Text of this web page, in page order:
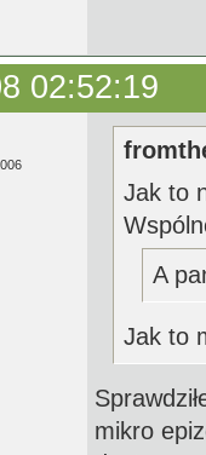
02:52:19
Jak to
A
Jak to
mikro